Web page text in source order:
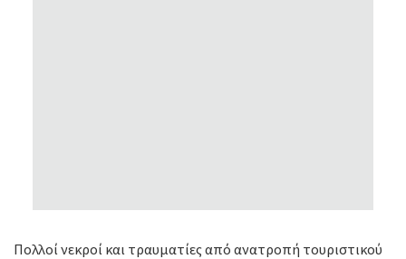
Πολλοί νεκροί και τραυματίες από ανατροπή τουριστικού